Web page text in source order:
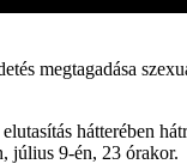
megtagadása
hátterében
július 9-én, 23 órakor.